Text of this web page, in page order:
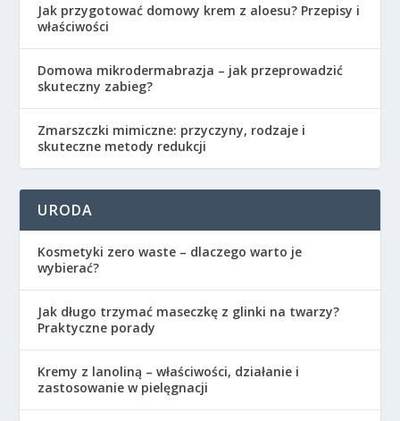
Jak przygotować domowy krem z aloesu? Przepisy i
właściwości
Domowa mikrodermabrazja – jak przeprowadzić
skuteczny zabieg?
Zmarszczki mimiczne: przyczyny, rodzaje i
skuteczne metody redukcji
URODA
Kosmetyki zero waste – dlaczego warto je
wybierać?
Jak długo trzymać maseczkę z glinki na twarzy?
Praktyczne porady
Kremy z lanoliną – właściwości, działanie i
zastosowanie w pielęgnacji